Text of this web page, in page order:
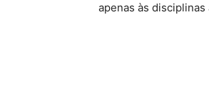
apenas às disciplinas